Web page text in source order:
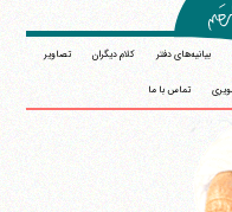
بیانیه‌های دفتر کلام دیگران تصاویر
تماس با ما